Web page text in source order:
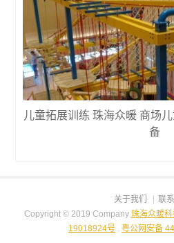
儿童拓展训练 珠海众暖 商场
备
关于我们
联
Copyright © 2019 Company 珠海众暖
19018924号
粤公网安备